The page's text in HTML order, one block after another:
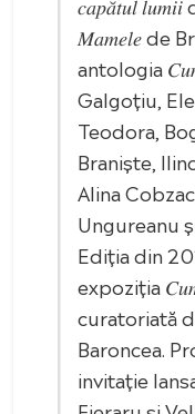
𝑀𝑎𝑚𝑒𝑙𝑒 de
antologia
Galgoțiu,
Teodora,
Braniște,
Alina
Ungureanu
Ediția din
expoziția
curatoriată
Baroncea.
invitație